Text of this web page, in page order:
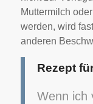
Muttermilch
werden, wird
anderen
Rezept
Wenn ich